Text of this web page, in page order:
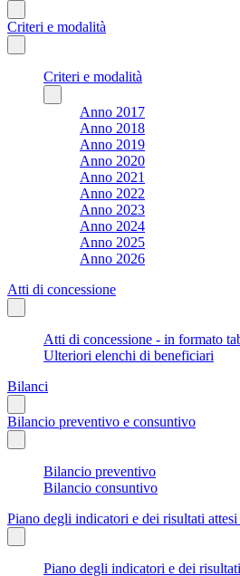
Criteri e modalità
Criteri e modalità
Anno 2017
Anno 2018
Anno 2019
Anno 2020
Anno 2021
Anno 2022
Anno 2023
Anno 2024
Anno 2025
Anno 2026
Atti di concessione
Atti di concessione - in formato
Ulteriori elenchi di beneficiari
Bilanci
Bilancio preventivo e consuntivo
Bilancio preventivo
Bilancio consuntivo
Piano degli indicatori e dei risultati
Piano degli indicatori e dei